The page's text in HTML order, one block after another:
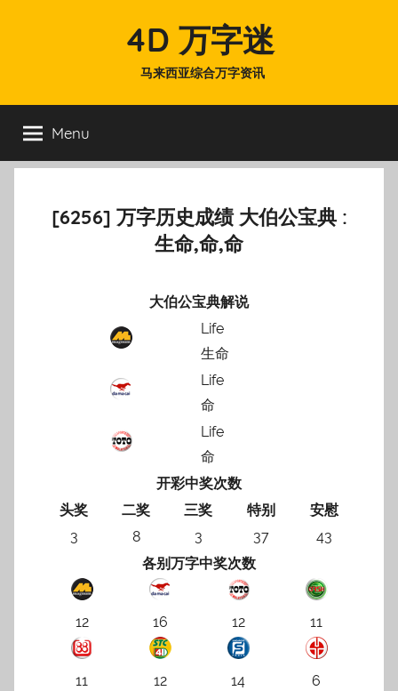
4D 万字迷
马来西亚综合万字资讯
Menu
[6256] 万字历史成绩 大伯公宝典 :
生命,命,命
大伯公宝典解说
Life
生命
Life
命
Life
命
开彩中奖次数
头奖
二奖 三奖 特别
安慰
3
8 3 37
43
各别万字中奖次数
12 16 12 11
11 12 14
6